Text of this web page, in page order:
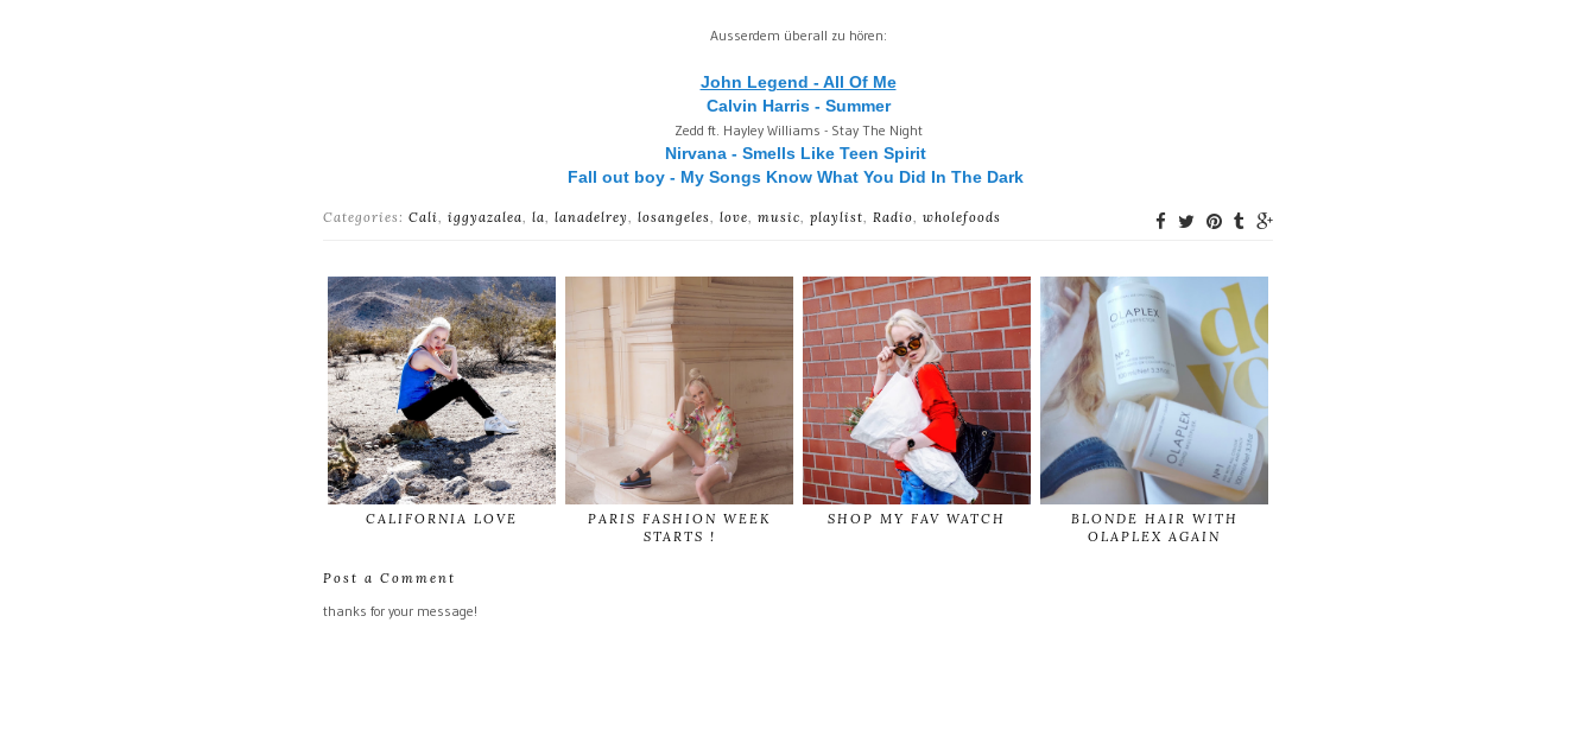
Ausserdem überall zu hören:
John Legend - All Of Me
Calvin Harris - Summer
Zedd ft. Hayley Williams - Stay The Night
Nirvana - Smells Like Teen Spirit
Fall out boy - My Songs Know What You Did In The Dark
Categories: Cali, iggyazalea, la, lanadelrey, losangeles, love, music, playlist, Radio, wholefoods
CALIFORNIA LOVE
PARIS FASHION WEEK
STARTS !
SHOP MY FAV WATCH
BLONDE HAIR WITH
OLAPLEX AGAIN
Post a Comment
thanks for your message!